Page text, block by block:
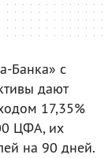
Банка» с
дают
17,35%
ЦФА, их
на 90 дней.